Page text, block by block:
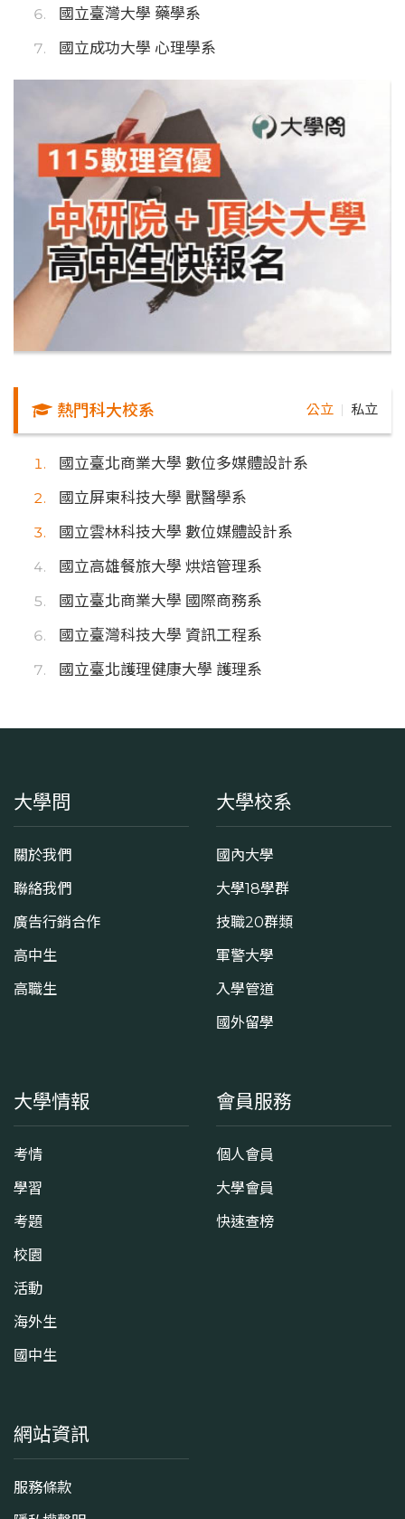
國立臺灣大學 藥學系
國立成功大學 心理學系
熱門科大校系 公立 私立
國立臺北商業大學 數位多媒體設計系
國立屏東科技大學 獸醫學系
國立雲林科技大學 數位媒體設計系
國立高雄餐旅大學 烘焙管理系
國立臺北商業大學 國際商務系
國立臺灣科技大學 資訊工程系
國立臺北護理健康大學 護理系
大學問
關於我們
聯絡我們
廣告行銷合作
高中生
高職生
大學校系
國內大學
大學18學群
技職20群類
軍警大學
入學管道
國外留學
大學情報
考情
學習
考題
校園
活動
海外生
國中生
會員服務
個人會員
大學會員
快速查榜
網站資訊
服務條款